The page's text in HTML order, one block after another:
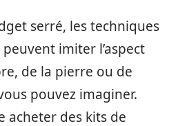
serré, les techniques
imiter l’aspect
de la pierre ou de
pouvez imaginer.
acheter des kits de